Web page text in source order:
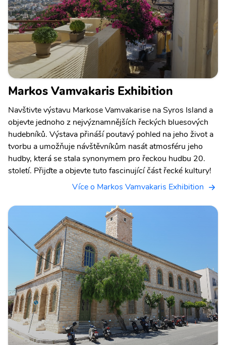
Markos Vamvakaris Exhibition
Navštivte výstavu Markose Vamvakarise na Syros Island a
objevte jednoho z nejvýznamnějších řeckých bluesových
hudebníků. Výstava přináší poutavý pohled na jeho život a
tvorbu a umožňuje návštěvníkům nasát atmosféru jeho
hudby, která se stala synonymem pro řeckou hudbu 20.
století. Přijďte a objevte tuto fascinující část řecké kultury!
Více o Markos Vamvakaris Exhibition